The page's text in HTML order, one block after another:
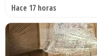
Hace 17 horas